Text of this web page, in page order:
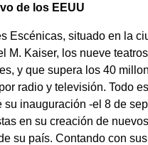
de los EEUU
Escénicas, situado en la
M. Kaiser, los nueve
y que supera los 40
radio y televisión. Todo
inauguración -el 8 de
en su creación de
su país. Contando con